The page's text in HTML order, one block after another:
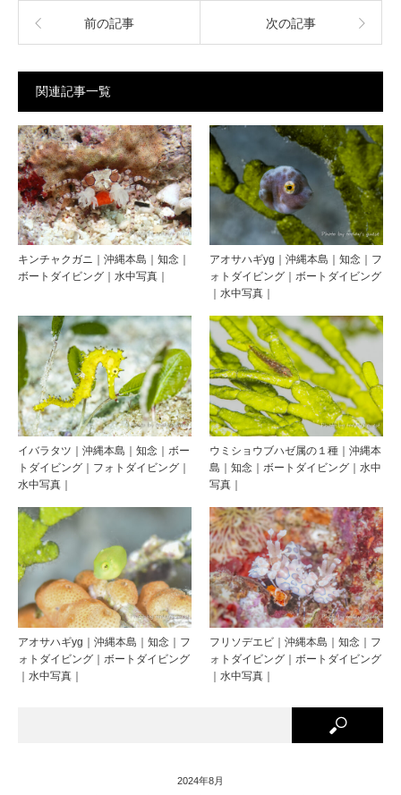
前の記事 次の記事
関連記事一覧
キンチャクガニ｜沖縄本島｜知念｜
ボートダイビング｜水中写真｜
アオサハギyg｜沖縄本島｜知念｜フ
ォトダイビング｜ボートダイビング
｜水中写真｜
イバラタツ｜沖縄本島｜知念｜ボー
トダイビング｜フォトダイビング｜
水中写真｜
ウミショウブハゼ属の１種｜沖縄本
島｜知念｜ボートダイビング｜水中
写真｜
アオサハギyg｜沖縄本島｜知念｜フ
ォトダイビング｜ボートダイビング
｜水中写真｜
フリソデエビ｜沖縄本島｜知念｜フ
ォトダイビング｜ボートダイビング
｜水中写真｜
2024年8月